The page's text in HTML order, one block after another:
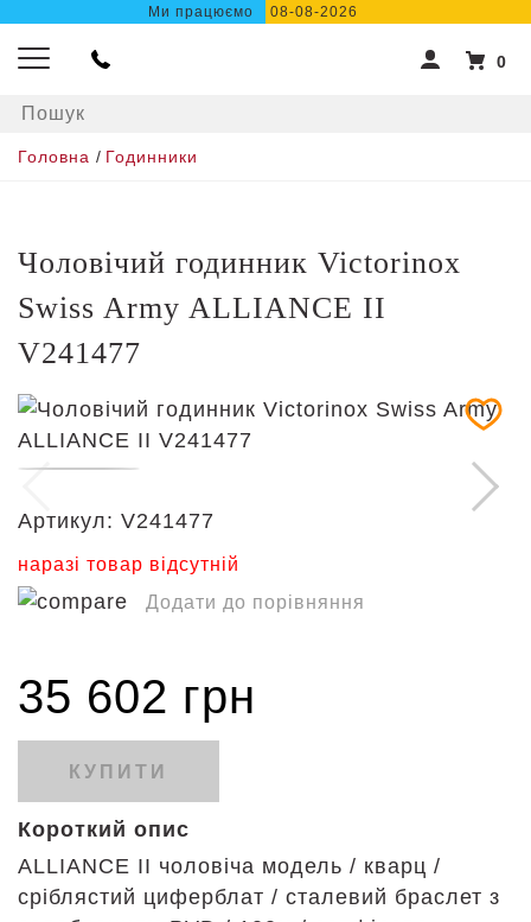
Ми працюємо 08-08-2026
0
Головна / Годинники
Чоловічий годинник Victorinox
Swiss Army ALLIANCE II
V241477
Артикул: V241477
наразі товар відсутній
Додати до порівняння
35 602 грн
КУПИТИ
Короткий опис
ALLIANCE II чоловіча модель / кварц /
сріблястий циферблат / сталевий браслет з